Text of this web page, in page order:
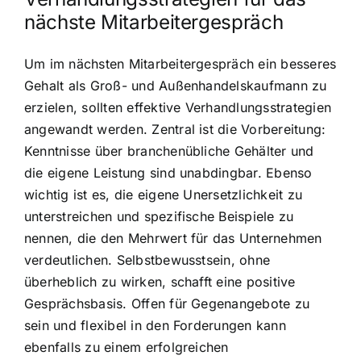
nächste Mitarbeitergespräch
Um im nächsten Mitarbeitergespräch ein besseres
Gehalt als Groß- und Außenhandelskaufmann zu
erzielen, sollten effektive Verhandlungsstrategien
angewandt werden. Zentral ist die Vorbereitung:
Kenntnisse über branchenübliche Gehälter und
die eigene Leistung sind unabdingbar. Ebenso
wichtig ist es, die eigene Unersetzlichkeit zu
unterstreichen und spezifische Beispiele zu
nennen, die den Mehrwert für das Unternehmen
verdeutlichen. Selbstbewusstsein, ohne
überheblich zu wirken, schafft eine positive
Gesprächsbasis. Offen für Gegenangebote zu
sein und flexibel in den Forderungen kann
ebenfalls zu einem erfolgreichen